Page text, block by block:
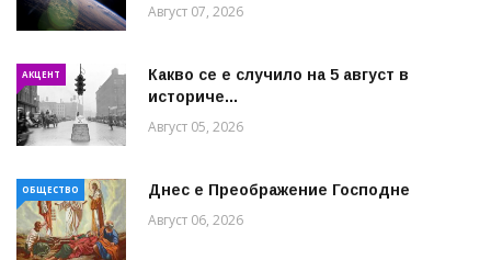
Август 07, 2026
АКЦЕНТ
Какво се е случило на 5 август в
историче...
Август 05, 2026
ОБЩЕСТВО Днес е Преображение Господне
Август 06, 2026